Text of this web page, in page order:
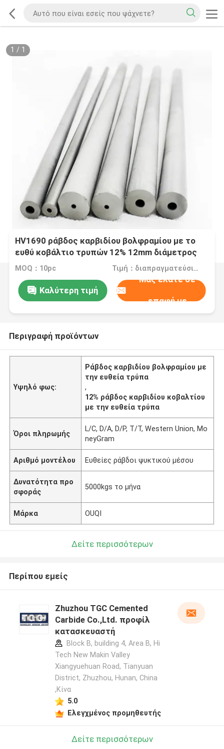
1 / 1
HV1690 ράβδος καρβιδίου βολφραμίου με το
ευθύ κοβάλτιο τρυπών 12% 12mm διάμετρος
MOQ：10pc Τιμή：διαπραγματεύσιμα
Καλύτερη τιμή
Μας ελάτε σε
επαφή με
Περιγραφή προϊόντων
Υψηλό φως:
Ράβδος καρβιδίου βολφραμίου με
την ευθεία τρύπα
,
12% ράβδος καρβιδίου κοβαλτίου
με την ευθεία τρύπα
Όροι πληρωμής
L/C, D/A, D/P, T/T, Western Union, Mo
neyGram
Αριθμό μοντέλου Ευθείες ράβδοι ψυκτικού μέσου
Δυνατότητα προ
σφοράς
5000kgs το μήνα
Μάρκα OUQI
Δείτε περισσότερων
Περίπου εμείς
Zhuzhou TGC Cemented
Carbide Co.,Ltd. προφίλ
κατασκευαστή
Block B, building 4, Area B, Hi
Tech New Makin Valley
Xiangyuehuan Road, Tianyuan
District, Zhuzhou, Hunan, China
,Κίνα
5.0
Ελεγχμένος προμηθευτής
Δείτε περισσότερων